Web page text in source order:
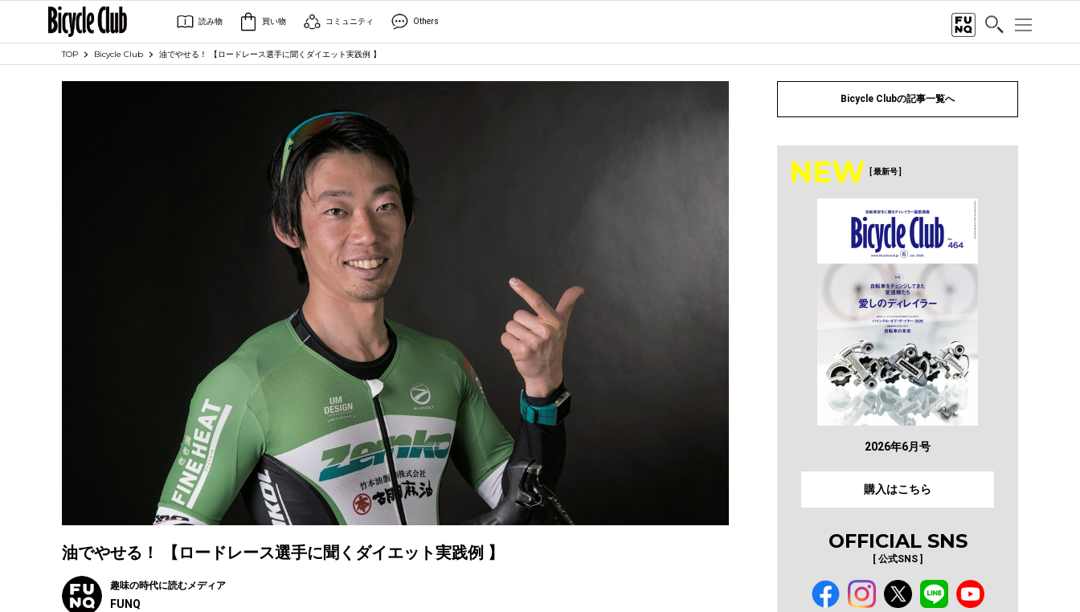
読み物 買い物 コミュニティ Others
TOP Bicycle Club 油でやせる！ 【ロードレース選手に聞くダイエット実践例 】
油でやせる！ 【ロードレース選手に聞くダイエット実践例 】
趣味の時代に読むメディア
FUNQ
Bicycle Clubの記事一覧へ
NEW [ 最新号 ]
2026年6月号
購入はこちら
OFFICIAL SNS
[ 公式SNS ]